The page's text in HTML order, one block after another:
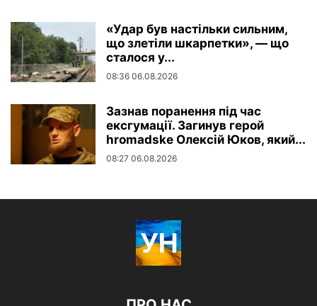
«Удар був настільки сильним,
що злетіли шкарпетки», — що
сталося у...
08:36 06.08.2026
Зазнав поранення під час
ексгумації. Загинув герой
hromadske Олексій Юков, який...
08:27 06.08.2026